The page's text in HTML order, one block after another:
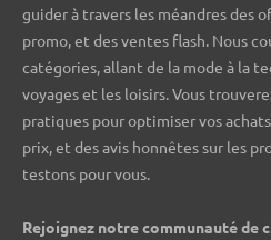
guider à travers les méandres des
promo, et des ventes flash. Nous
catégories, allant de la mode à la
voyages et les loisirs. Vous
pratiques pour optimiser vos
prix, et des avis honnêtes sur les
testons pour vous.
Rejoignez notre communauté de